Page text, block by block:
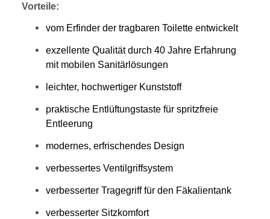
Vorteile:
vom Erfinder der tragbaren Toilette entwickelt
exzellente Qualität durch 40 Jahre Erfahrung
mit mobilen Sanitärlösungen
leichter, hochwertiger Kunststoff
praktische Entlüftungstaste für spritzfreie
Entleerung
modernes, erfrischendes Design
verbessertes Ventilgriffsystem
verbesserter Tragegriff für den Fäkalientank
verbesserter Sitzkomfort